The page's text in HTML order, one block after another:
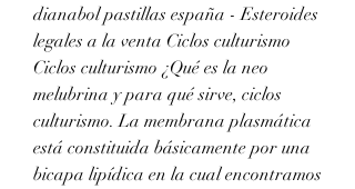
dianabol pastillas españa - Esteroides
legales a la venta Ciclos culturismo
Ciclos culturismo ¿Qué es la neo
melubrina y para qué sirve, ciclos
culturismo. La membrana plasmática
está constituida básicamente por una
bicapa lipídica en la cual encontramos